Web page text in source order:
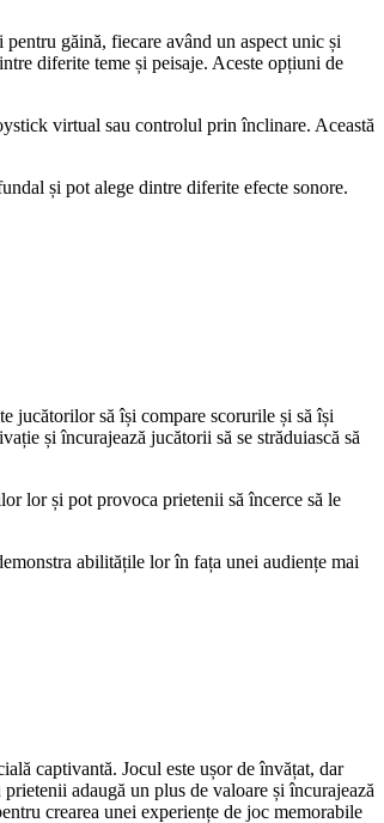
găină, fiecare având un aspect unic și
diferite teme și peisaje. Aceste opțiuni de
virtual sau controlul prin înclinare. Această
și pot alege dintre diferite efecte sonore.
jucătorilor să își compare scorurile și să își
și încurajează jucătorii să se străduiască să
lor și pot provoca prietenii să încerce să le
abilitățile lor în fața unei audiențe mai
captivantă. Jocul este ușor de învățat, dar
adaugă un plus de valoare și încurajează
crearea unei experiențe de joc memorabile